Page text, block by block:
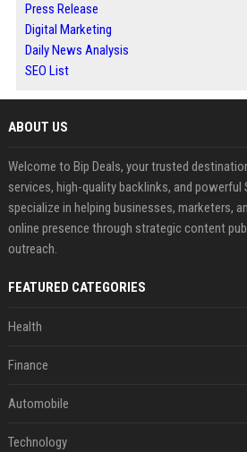
Press Release
Digital Marketing
Daily News Analysis
SEO List
ABOUT US
Welcome to Bip Deals, your trusted
services, high-quality backlinks, and powerful
specialize in helping businesses, marketers,
online presence through strategic content
outreach.
FEATURED CATEGORIES
Health
Finance
Automobile
Technology